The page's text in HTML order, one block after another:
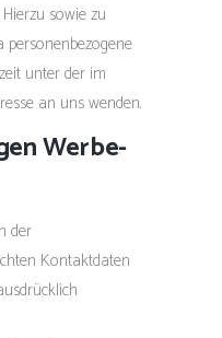
sowie zu
unter der im
an uns wenden.
Werbe-
der
Kontaktdaten